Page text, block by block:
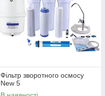
Фільтр зворотного осмосу
New 5